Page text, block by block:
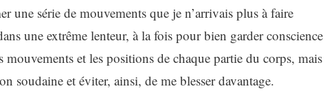
une série de mouvements que je n’arrivais plus à faire
une extrême lenteur, à la fois pour bien garder conscience
mouvements et les positions de chaque partie du corps, mais
soudaine et éviter, ainsi, de me blesser davantage.